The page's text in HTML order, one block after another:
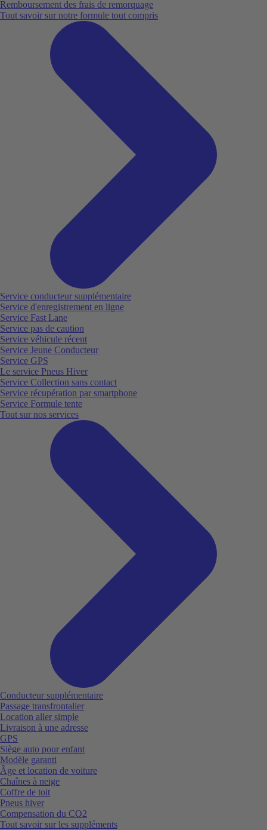
Remboursement des frais de remorquage
Tout savoir sur notre formule tout compris
Service conducteur supplémentaire
Service d'enregistrement en ligne
Service Fast Lane
Service pas de caution
Service véhicule récent
Service Jeune Conducteur
Service GPS
Le service Pneus Hiver
Service Collection sans contact
Service récupération par smartphone
Service Formule tente
Tout sur nos services
Conducteur supplémentaire
Passage transfrontalier
Location aller simple
Livraison à une adresse
GPS
Siège auto pour enfant
Modèle garanti
Âge et location de voiture
Chaînes à neige
Coffre de toit
Pneus hiver
Compensation du CO2
Tout savoir sur les suppléments